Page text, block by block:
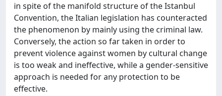
in spite of the manifold structure of the Istanbul
Convention, the Italian legislation has counteracted
the phenomenon by mainly using the criminal law.
Conversely, the action so far taken in order to
prevent violence against women by cultural change
is too weak and ineffective, while a gender-sensitive
approach is needed for any protection to be
effective.